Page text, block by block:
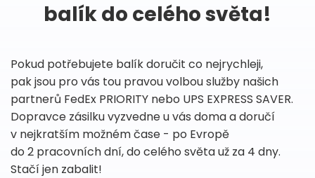
balík do celého světa!
Pokud potřebujete balík doručit co nejrychleji,
pak jsou pro vás tou pravou volbou služby našich
partnerů FedEx PRIORITY nebo UPS EXPRESS SAVER.
Dopravce zásilku vyzvedne u vás doma a doručí
v nejkratším možném čase - po Evropě
do 2 pracovních dní, do celého světa už za 4 dny.
Stačí jen zabalit!